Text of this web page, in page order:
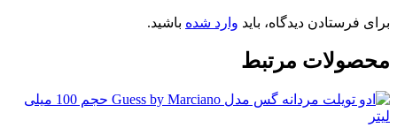
برای فرستادن دیدگاه، باید وارد شده باشید.
محصولات مرتبط